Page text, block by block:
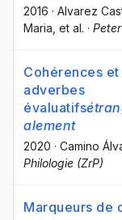
2016 · Alvarez
Maria , et al. ·
Cohérences
adverbes
évaluatifs
alement
2020 · Camino
Philologie (ZrP)
Marqueurs de